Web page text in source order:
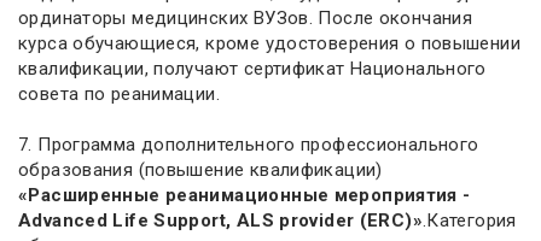
ординаторы медицинских ВУЗов. После окончания
курса обучающиеся, кроме удостоверения о повышении
квалификации, получают сертификат Национального
совета по реанимации.
7. Программа дополнительного профессионального
образования (повышение квалификации)
«Расширенные реанимационные мероприятия -
Advanced Life Support, ALS provider (ERC)».Категория